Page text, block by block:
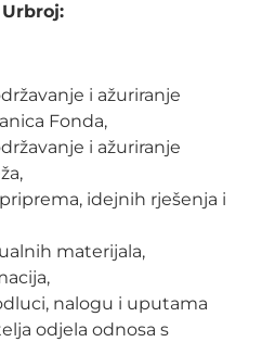
Urbroj:
i ažuriranje
Fonda,
i ažuriranje
idejnih rješenja i
materijala,
nalogu i uputama
odjela odnosa s